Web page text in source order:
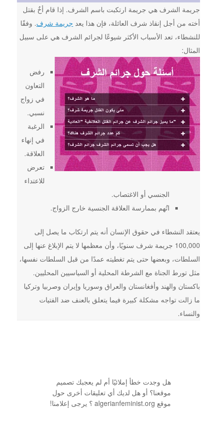
جريمة الشرف هي جريمة ارتكبت باسم الشرف. إذا قام أخٌ بقتل
أخته من أجل إنقاذ شرف العائلة، فإن هذا يعد جريمة شرف. وفقًا
للنشطاء، تعد الأسباب الأكثر شيوعًا لجرائم الشرف هي على سبيل
المثال:
رفض
التعاون
في زواج
نسبي.
الرغبة
في إنهاء
العلاقة.
تعرض
للاعتداء
الجنسي أو الاغتصاب.
اتُهم بممارسة العلاقة الجنسية خارج الزواج.
يعتقد النشطاء في حقوق الإنسان أنه يتم ارتكاب ما يصل إلى
100,000 جريمة شرف سنويًا، وأن معظمها لا يتم الإبلاغ عنها إلى
السلطات، وبعضها حتى يتم تغطيته عمدًا من قبل السلطات نفسها،
مثل تورط الجناة مع الشرطة المحلية أو السياسيين المحليين.
باكستان والهند وأفغانستان والعراق وسوريا وإيران وصربيا وتركيا
ما زالت تواجه مشكلة كبيرة فيما يتعلق بالعنف ضد الفتيات
والنساء.
هل وجدت خطأ إملائيًا أم لم يعجبك تصميم
موقعنا؟ أو هل لديك أي تعليقات أخرى حول
موقع algerianfeminist.org ؟ يرجى إعلامنا!